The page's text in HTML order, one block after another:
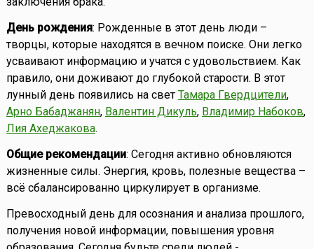
День рождения: Рожденные в этот день люди –
творцы, которые находятся в вечном поиске. Они легко
усваивают информацию и учатся с удовольствием. Как
правило, они доживают до глубокой старости. В этот
лунный день появились на свет Тамара Гвердцители,
Арно Бабаджанян, Валентин Дикуль, Владимир Набоков,
Лия Ахеджакова.
Общие рекомендации: Сегодня активно обновляются
жизненные силы. Энергия, кровь, полезные вещества –
всё сбалансированно циркулирует в организме.
Превосходный день для осознания и анализа прошлого,
получения новой информации, повышения уровня